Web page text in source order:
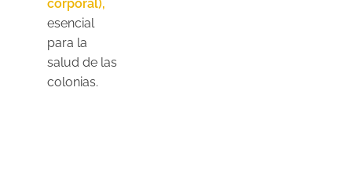
corporal),
esencial
para la
salud de las
colonias.